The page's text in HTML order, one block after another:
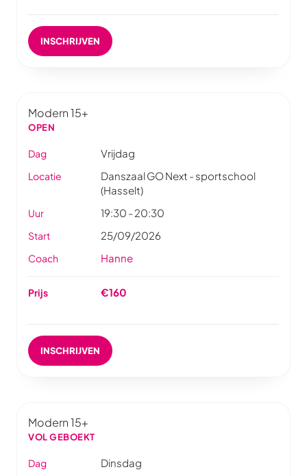
INSCHRIJVEN
Modern 15+
OPEN
Dag Vrijdag
Locatie
Danszaal GO Next - sportschool
(Hasselt)
Uur 19:30 - 20:30
Start 25/09/2026
Coach Hanne
Prijs €160
INSCHRIJVEN
Modern 15+
VOL GEBOEKT
Dag Dinsdag